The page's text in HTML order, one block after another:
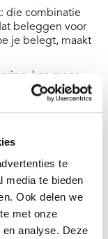
te
media te bieden
Ook delen we
met onze
analyse. Deze
die combinatie
beleggen voor
je belegt, maakt
kan meer
er over vijf jaar
over
profiteer je
er wakker van te
en een
die je